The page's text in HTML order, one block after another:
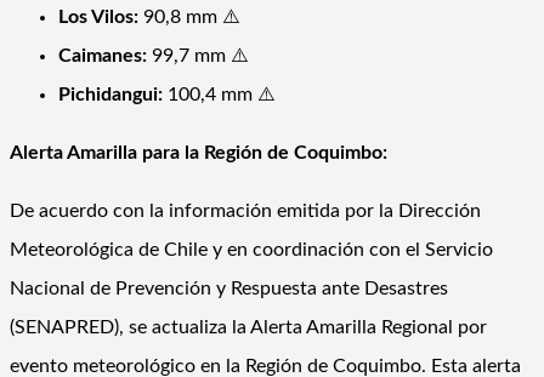
Los Vilos: 90,8 mm ⚠️
Caimanes: 99,7 mm ⚠️
Pichidangui: 100,4 mm ⚠️
Alerta Amarilla para la Región de Coquimbo:
De acuerdo con la información emitida por la Dirección
Meteorológica de Chile y en coordinación con el Servicio
Nacional de Prevención y Respuesta ante Desastres
(SENAPRED), se actualiza la Alerta Amarilla Regional por
evento meteorológico en la Región de Coquimbo. Esta alerta